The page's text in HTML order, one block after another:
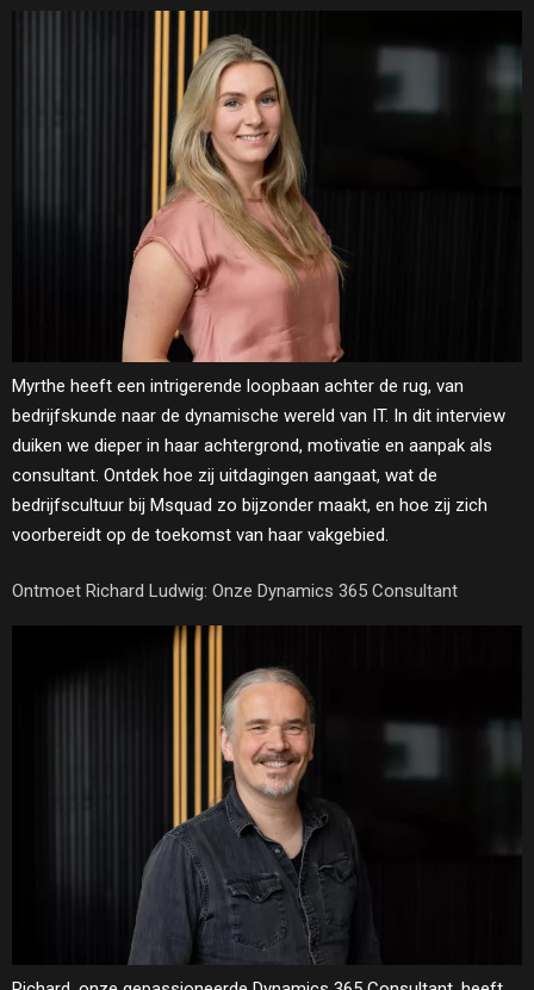
Myrthe heeft een intrigerende loopbaan achter de rug, van
bedrijfskunde naar de dynamische wereld van IT. In dit interview
duiken we dieper in haar achtergrond, motivatie en aanpak als
consultant. Ontdek hoe zij uitdagingen aangaat, wat de
bedrijfscultuur bij Msquad zo bijzonder maakt, en hoe zij zich
voorbereidt op de toekomst van haar vakgebied.
Ontmoet Richard Ludwig: Onze Dynamics 365 Consultant​